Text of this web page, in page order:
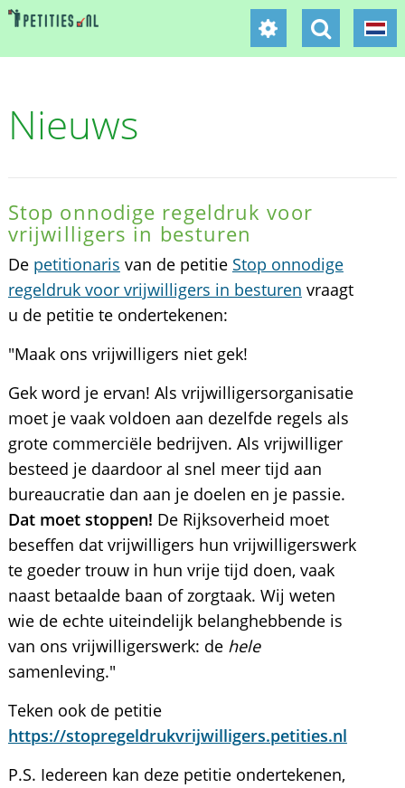
Nieuws
Stop onnodige regeldruk voor
vrijwilligers in besturen
De petitionaris van de petitie Stop onnodige
regeldruk voor vrijwilligers in besturen vraagt
u de petitie te ondertekenen:
"Maak ons vrijwilligers niet gek!
Gek word je ervan! Als vrijwilligersorganisatie
moet je vaak voldoen aan dezelfde regels als
grote commerciële bedrijven. Als vrijwilliger
besteed je daardoor al snel meer tijd aan
bureaucratie dan aan je doelen en je passie.
Dat moet stoppen! De Rijksoverheid moet
beseffen dat vrijwilligers hun vrijwilligerswerk
te goeder trouw in hun vrije tijd doen, vaak
naast betaalde baan of zorgtaak. Wij weten
wie de echte uiteindelijk belanghebbende is
van ons vrijwilligerswerk: de hele
samenleving."
Teken ook de petitie
https://stopregeldrukvrijwilligers.petities.nl
P.S. Iedereen kan deze petitie ondertekenen,